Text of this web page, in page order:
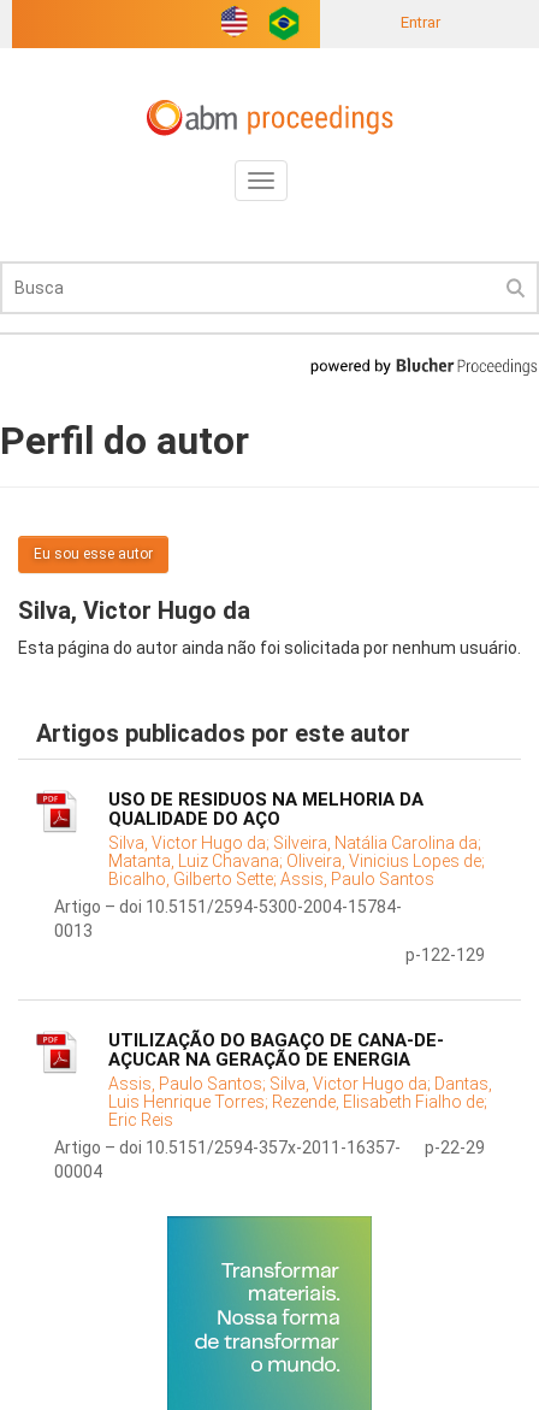
Entrar
Toggle
navigation
Perfil do autor
Eu sou esse autor
Silva, Victor Hugo da
Esta página do autor ainda não foi solicitada por nenhum usuário.
Artigos publicados por este autor
USO DE RESIDUOS NA MELHORIA DA
QUALIDADE DO AÇO
Silva, Victor Hugo da; Silveira, Natália Carolina da;
Matanta, Luiz Chavana; Oliveira, Vinicius Lopes de;
Bicalho, Gilberto Sette; Assis, Paulo Santos
Artigo – doi 10.5151/2594-5300-2004-15784-
0013
p-122-129
UTILIZAÇÃO DO BAGAÇO DE CANA-DE-
AÇUCAR NA GERAÇÃO DE ENERGIA
Assis, Paulo Santos; Silva, Victor Hugo da; Dantas,
Luis Henrique Torres; Rezende, Elisabeth Fialho de;
Eric Reis
Artigo – doi 10.5151/2594-357x-2011-16357-
00004
p-22-29